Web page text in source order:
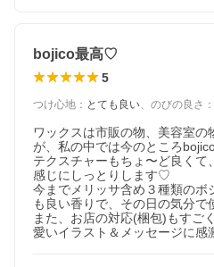
bojico最高♡
5
つけ心地 ： とても良い、 のびの良さ ：
ワックスは市販の物、美容室の
が、私の中では今のところ
テクスチャーもちょ〜ど良くて
感じにしっとりします♡
今までメリッサ含め３種類のボ
も良い香りで、その日の気分
また、お店の対応(梱包)もすご
愛いイラスト＆メッセージに感